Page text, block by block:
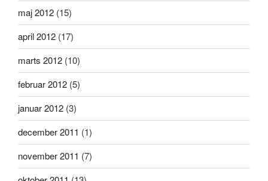
maj 2012 (15)
april 2012 (17)
marts 2012 (10)
februar 2012 (5)
januar 2012 (3)
december 2011 (1)
november 2011 (7)